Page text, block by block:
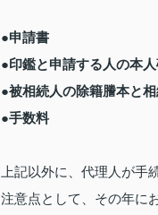
●申請書
●印鑑と申請する人の本
●被相続人の除籍謄本と
●手数料
上記以外に、代理人が手
注意点として、その年に